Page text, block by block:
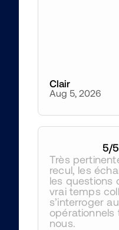
Clair
Aug 5, 2026
5/5
Très
recul, les
les questions
vrai temps
s’interroger
opérationnels
nous.